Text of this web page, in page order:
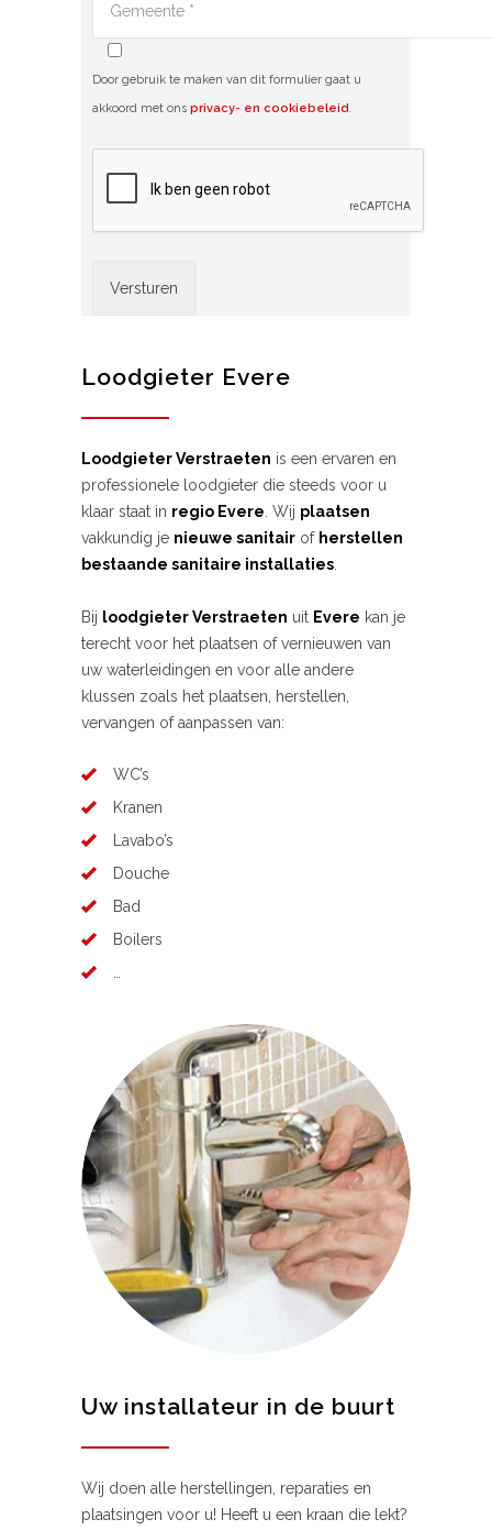
Door gebruik te maken van dit formulier gaat u
akkoord met ons privacy- en cookiebeleid.
Loodgieter Evere
Loodgieter Verstraeten is een ervaren en
professionele loodgieter die steeds voor u
klaar staat in regio Evere . Wij plaatsen
vakkundig je nieuwe sanitair of herstellen
bestaande sanitaire installaties
Bij loodgieter Verstraeten uit Evere kan je
terecht voor het plaatsen of vernieuwen van
uw waterleidingen en voor alle andere
klussen zoals het plaatsen, herstellen,
vervangen of aanpassen van:
WC’s
Kranen
Lavabo’s
Douche
Bad
Boilers
Uw installateur in de buurt
Wij doen alle herstellingen, reparaties en
plaatsingen voor u! Heeft u een kraan die lekt?